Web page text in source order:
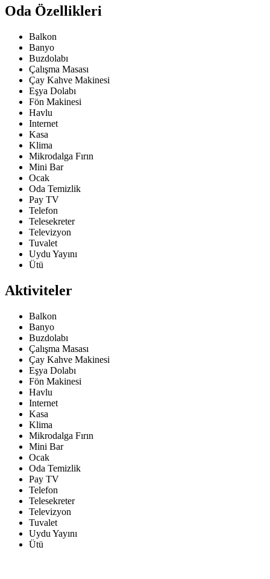
Oda Özellikleri
Balkon
Banyo
Buzdolabı
Çalışma Masası
Çay Kahve Makinesi
Eşya Dolabı
Fön Makinesi
Havlu
Internet
Kasa
Klima
Mikrodalga Fırın
Mini Bar
Ocak
Oda Temizlik
Pay TV
Telefon
Telesekreter
Televizyon
Tuvalet
Uydu Yayını
Ütü
Aktiviteler
Balkon
Banyo
Buzdolabı
Çalışma Masası
Çay Kahve Makinesi
Eşya Dolabı
Fön Makinesi
Havlu
Internet
Kasa
Klima
Mikrodalga Fırın
Mini Bar
Ocak
Oda Temizlik
Pay TV
Telefon
Telesekreter
Televizyon
Tuvalet
Uydu Yayını
Ütü